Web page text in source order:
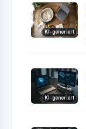
KI-generiert
KI-generiert